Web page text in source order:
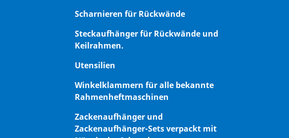
Scharnieren für Rückwände
Steckaufhänger für Rückwände und
Keilrahmen.
Utensilien
Winkelklammern für alle bekannte
Rahmenheftmaschinen
Zackenaufhänger und
Zackenaufhänger-Sets verpackt mit